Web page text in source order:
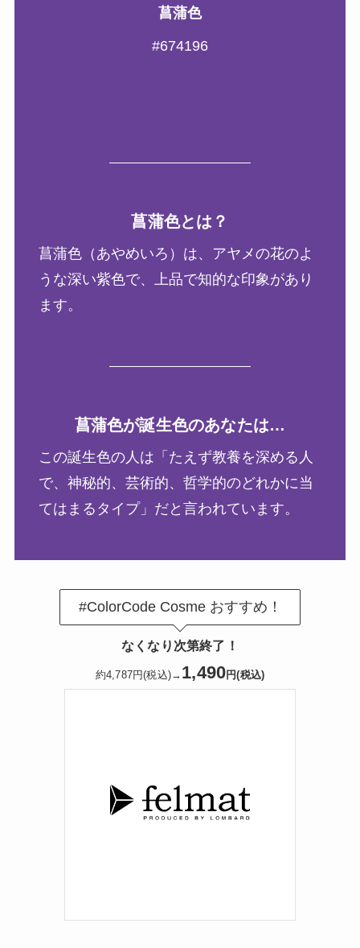
菖蒲色
#674196
菖蒲色とは？
菖蒲色（あやめいろ）は、アヤメの花のよ
うな深い紫色で、上品で知的な印象があり
ます。
菖蒲色が誕生色のあなたは…
この誕生色の人は「たえず教養を深める人
で、神秘的、芸術的、哲学的のどれかに当
てはまるタイプ」だと言われています。
#ColorCode Cosme おすすめ！
なくなり次第終了！
約4,787円(税込)→ 1,490円(税込)